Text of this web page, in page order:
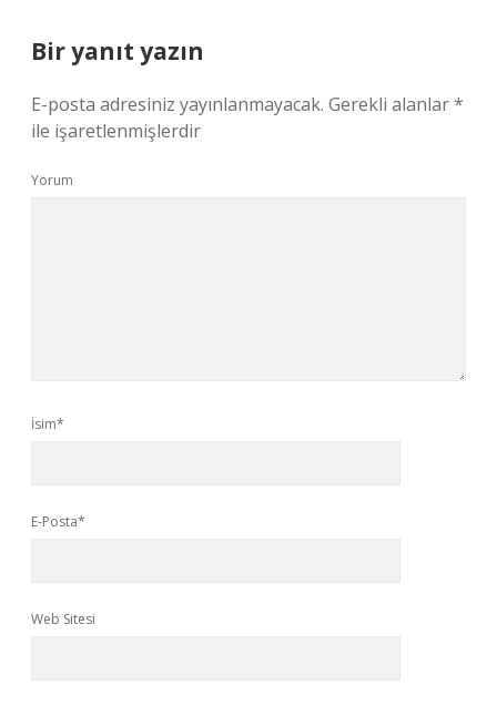
Bir yanıt yazın
E-posta adresiniz yayınlanmayacak. Gerekli alanlar*
ile işaretlenmişlerdir
Yorum
İsim*
E-Posta*
Web Sitesi